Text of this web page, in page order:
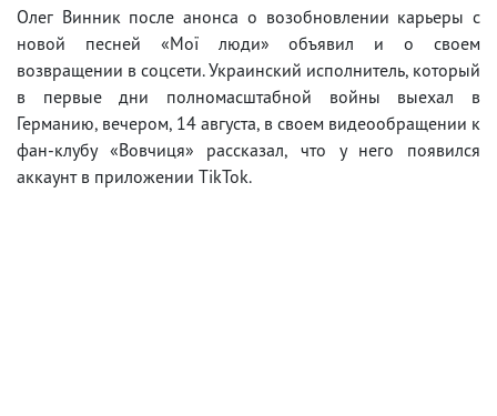
Олег Винник после анонса о возобновлении карьеры с
новой песней «Мої люди» объявил и о своем
возвращении в соцсети. Украинский исполнитель, который
в первые дни полномасштабной войны выехал в
Германию, вечером, 14 августа, в своем видеообращении к
фан-клубу «Вовчиця» рассказал, что у него появился
аккаунт в приложении TikTok.